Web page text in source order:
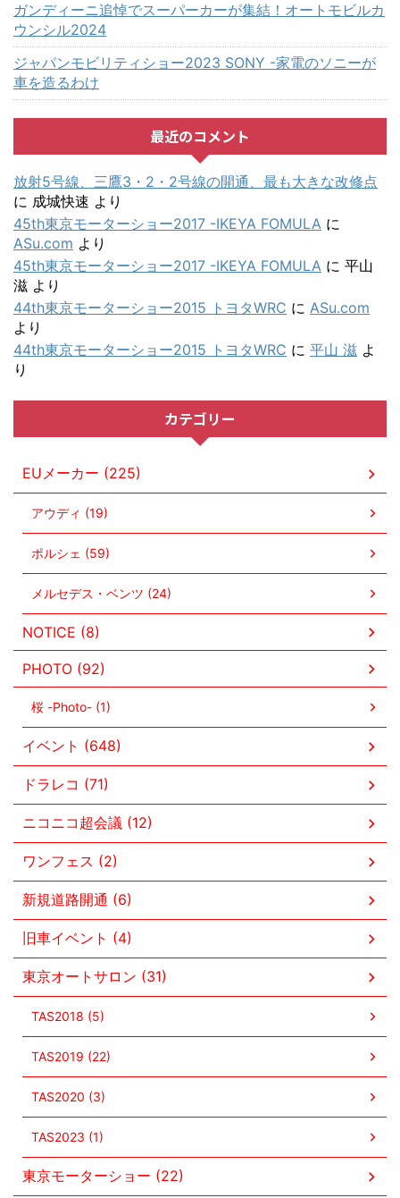
ガンディーニ追悼でスーパーカーが集結！オートモビルカ
ウンシル2024
ジャパンモビリティショー2023 SONY -家電のソニーが
車を造るわけ
最近のコメント
放射5号線、三鷹3・2・2号線の開通、最も大きな改修点
に 成城快速 より
45th東京モーターショー2017 -IKEYA FOMULA に
ASu.com より
45th東京モーターショー2017 -IKEYA FOMULA に 平山
滋 より
44th東京モーターショー2015 トヨタWRC に ASu.com
より
44th東京モーターショー2015 トヨタWRC に 平山 滋 よ
り
カテゴリー
EUメーカー (225)
アウディ (19)
ポルシェ (59)
メルセデス・ベンツ (24)
NOTICE (8)
PHOTO (92)
桜 -Photo- (1)
イベント (648)
ドラレコ (71)
ニコニコ超会議 (12)
ワンフェス (2)
新規道路開通 (6)
旧車イベント (4)
東京オートサロン (31)
TAS2018 (5)
TAS2019 (22)
TAS2020 (3)
TAS2023 (1)
東京モーターショー (22)